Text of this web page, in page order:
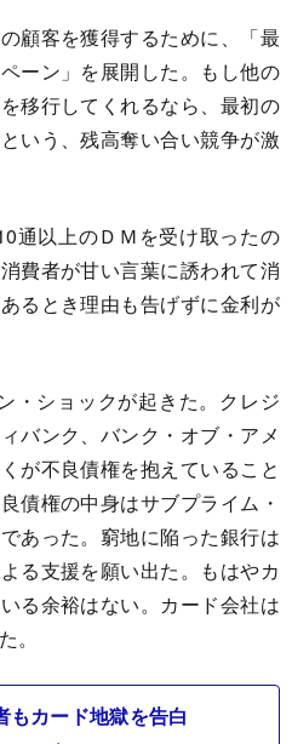
顧客を獲得するために、「最
ーン」を展開した。もし他の
移行してくれるなら、最初の
いう、残高奪い合い競争が激
通以上のＤＭを受け取ったの
費者が甘い言葉に誘われて消
るとき理由も告げずに金利が
・ショックが起きた。クレジ
バンク、バンク・オブ・アメ
が不良債権を抱えていること
債権の中身はサブプライム・
あった。窮地に陥った銀行は
る支援を願い出た。もはやカ
る余裕はない。カード会社は
。
もカード地獄を告白